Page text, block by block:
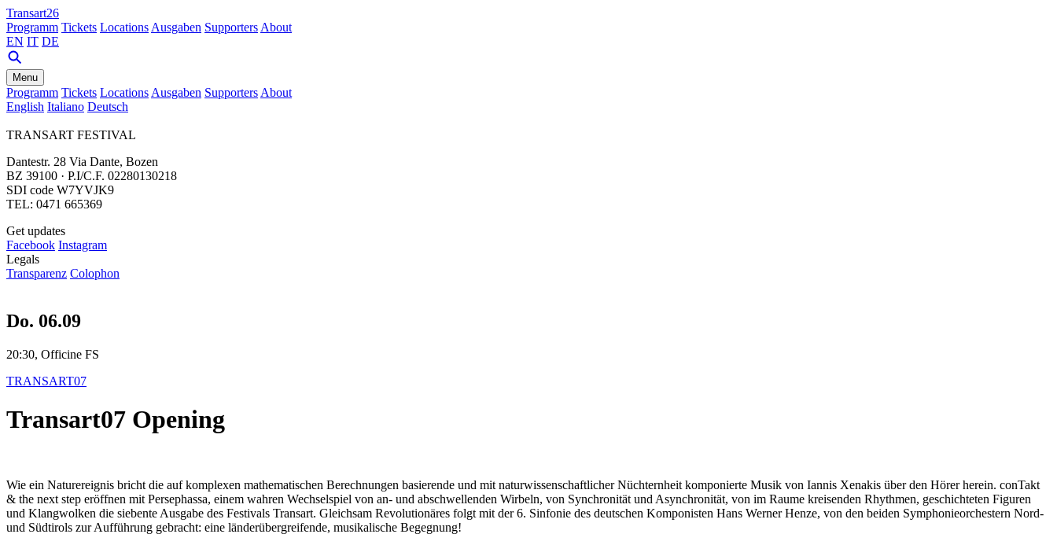
Transart26
Programm Tickets Locations Ausgaben Supporters About
EN IT DE
Menu
Programm Tickets Locations Ausgaben Supporters About
English Italiano Deutsch
TRANSART FESTIVAL
Dantestr. 28 Via Dante, Bozen
BZ 39100 · P.I/C.F. 02280130218
SDI code W7YVJK9
TEL: 0471 665369
Get updates
Facebook Instagram
Legals
Transparenz Colophon
Do. 06.09
20:30, Officine FS
TRANSART07
Transart07 Opening
Wie ein Naturereignis bricht die auf komplexen mathematischen Berechnungen basierende und mit naturwissenschaftlicher Nüchternheit komponierte Musik von Iannis Xenakis über den Hörer herein. conTakt
& the next step eröffnen mit Persephassa, einem wahren Wechselspiel von an- und abschwellenden Wirbeln, von Synchronität und Asynchronität, von im Raume kreisenden Rhythmen, geschichteten Figuren
und Klangwolken die siebente Ausgabe des Festivals Transart. Gleichsam Revolutionäres folgt mit der 6. Sinfonie des deutschen Komponisten Hans Werner Henze, von den beiden Symphonieorchestern Nord-
und Südtirols zur Aufführung gebracht: eine länderübergreifende, musikalische Begegnung!